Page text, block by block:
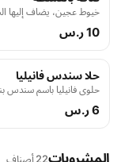
خيوط عجين، يضاف إليها
10 ر.س
حلا سندس فانيليا
حلوى فانيليا باسم سندس
6 ر.س
المشروبات22 أصناف